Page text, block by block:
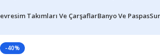
Takımları Ve ÇarşaflarBanyo Ve Paspas
-40%